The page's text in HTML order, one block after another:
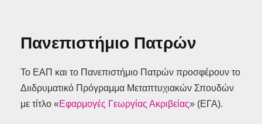
Πανεπιστήμιο Πατρών
Το ΕΑΠ και το Πανεπιστήμιο Πατρών προσφέρουν το
Διιδρυματικό Πρόγραμμα Μεταπτυχιακών Σπουδών
με τίτλο «Εφαρμογές Γεωργίας Ακριβείας» (ΕΓΑ).